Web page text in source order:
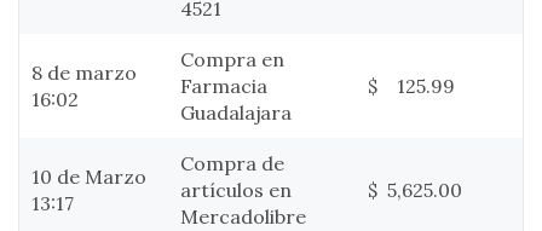
4521
8 de marzo
16:02
Compra en
Farmacia
Guadalajara
$ 125.99
10 de Marzo
13:17
Compra de
artículos en
Mercadolibre
$ 5,625.00